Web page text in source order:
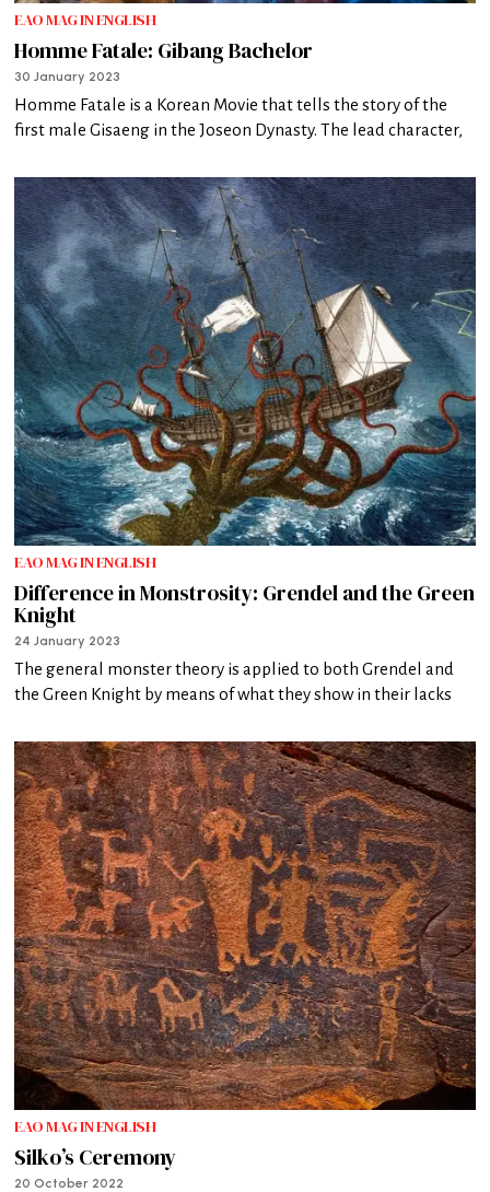
EAO MAG IN ENGLISH
Homme Fatale: Gibang Bachelor
30 January 2023
Homme Fatale is a Korean Movie that tells the story of the
first male Gisaeng in the Joseon Dynasty. The lead character,
EAO MAG IN ENGLISH
Difference in Monstrosity: Grendel and the Green
Knight
24 January 2023
The general monster theory is applied to both Grendel and
the Green Knight by means of what they show in their lacks
EAO MAG IN ENGLISH
Silko’s Ceremony
20 October 2022